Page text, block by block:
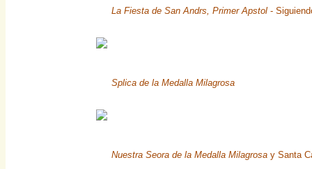
La Fiesta de San Andrs, Primer Apstol -
Splica de la Medalla Milagrosa
Nuestra Seora de la Medalla Milagrosa y Santa